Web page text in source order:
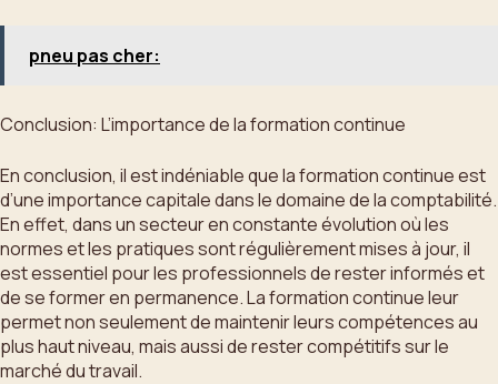
pneu pas cher:
Conclusion: L’importance de la formation continue
En conclusion, il est indéniable que la formation continue est
d’une importance capitale dans le domaine de la comptabilité.
En effet, dans un secteur en constante évolution où les
normes et les pratiques sont régulièrement mises à jour, il
est essentiel pour les professionnels de rester informés et
de se former en permanence. La formation continue leur
permet non seulement de maintenir leurs compétences au
plus haut niveau, mais aussi de rester compétitifs sur le
marché du travail.